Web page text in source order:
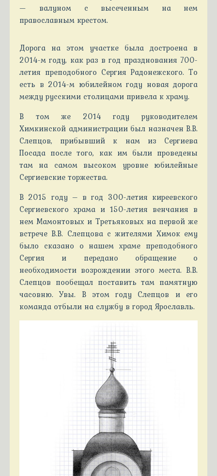
— валуном с высеченным на нем
православным крестом.
Дорога на этом участке была достроена в
2014-м году, как раз в год празднования 700-
летия преподобного Сергия Радонежского. То
есть в 2014-м юбилейном году новая дорога
между русскими столицами привела к храму.
В том же 2014 году руководителем
Химкинской администрации был назначен В.В.
Слепцов, прибывший к нам из Сергиева
Посада после того, как им были проведены
там на самом высоком уровне юбилейные
Сергиевские торжества.
В 2015 году – в год 300-летия киреевского
Сергиевского храма и 150-летия венчания в
нем Мамонтовых и Третьяковых на первой же
встрече В.В. Слепцова с жителями Химок ему
было сказано о нашем храме преподобного
Сергия и передано обращение о
необходимости возрождении этого места. В.В.
Слепцов пообещал поставить там памятную
часовню. Увы. В этом году Слепцов и его
команда отбыли на службу в город Ярославль.